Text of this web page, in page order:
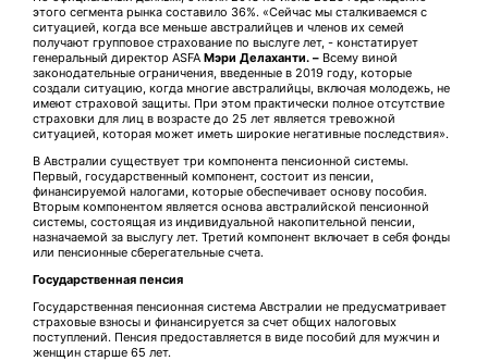
этого сегмента рынка составило 36%. «Сейчас мы сталкиваемся с
ситуацией, когда все меньше австралийцев и членов их семей
получают групповое страхование по выслуге лет, - констатирует
генеральный директор ASFA Мэри Делаханти. – Всему виной
законодательные ограничения, введенные в 2019 году, которые
создали ситуацию, когда многие австралийцы, включая молодежь, не
имеют страховой защиты. При этом практически полное отсутствие
страховки для лиц в возрасте до 25 лет является тревожной
ситуацией, которая может иметь широкие негативные последствия».
В Австралии существует три компонента пенсионной системы.
Первый, государственный компонент, состоит из пенсии,
финансируемой налогами, которые обеспечивает основу пособия.
Вторым компонентом является основа австралийской пенсионной
системы, состоящая из индивидуальной накопительной пенсии,
назначаемой за выслугу лет. Третий компонент включает в себя фонды
или пенсионные сберегательные счета.
Государственная пенсия
Государственная пенсионная система Австралии не предусматривает
страховые взносы и финансируется за счет общих налоговых
поступлений. Пенсия предоставляется в виде пособий для мужчин и
женщин старше 65 лет.